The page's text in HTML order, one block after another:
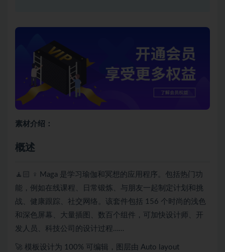
素材介绍：
概述
🧘🏻 ♀️ Maga 是学习瑜伽和冥想的应用程序。包括热门功
能，例如在线课程、日常锻炼、与朋友一起制定计划和挑
战、健康跟踪、社交网络。该套件包括 156 个时尚的浅色
和深色屏幕、大量插图、数百个组件，可加快设计师、开
发人员、科技公司的设计过程……
🚀 模板设计为 100% 可编辑，图层由 Auto layout